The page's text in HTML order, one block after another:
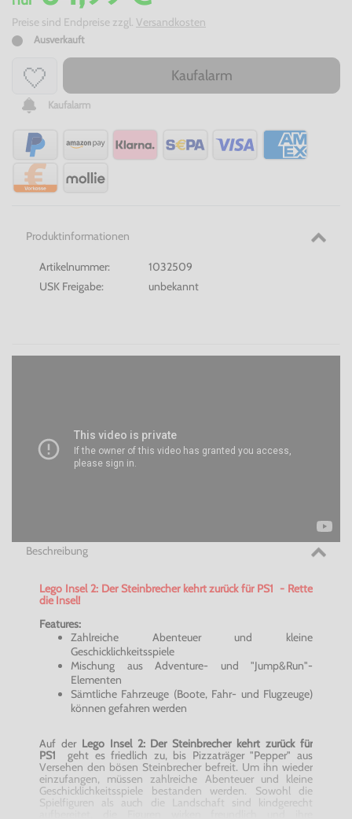
Preise sind Endpreise zzgl. Versandkosten
Ausverkauft
Kaufalarm
Kaufalarm
Produktinformationen
Artikelnummer:
1032509
USK Freigabe:
unbekannt
Beschreibung
Lego Insel 2: Der Steinbrecher kehrt zurück für PS1 - Rette
die Insel!
Features:
Zahlreiche Abenteuer und kleine
Geschicklichkeitsspiele
Mischung aus Adventure- und "Jump&Run"-
Elementen
Sämtliche Fahrzeuge (Boote, Fahr- und Flugzeuge)
können gefahren werden
Auf der Lego Insel 2: Der Steinbrecher kehrt zurück für
PS1
geht es friedlich zu, bis Pizzaträger "Pepper" aus
Versehen den bösen Steinbrecher befreit. Um ihn wieder
einzufangen, müssen zahlreiche Abenteuer und kleine
Geschicklichkeitsspiele bestanden werden. Sowohl die
Spielfiguren als auch die Landschaft sind kindgerecht